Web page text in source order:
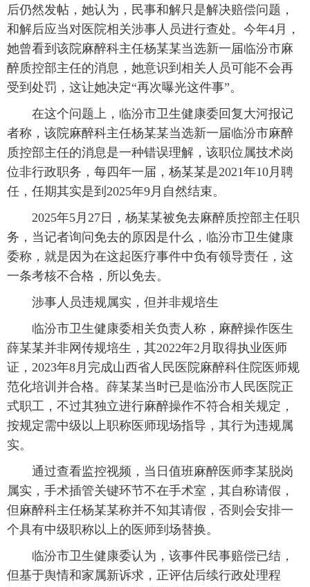
后仍然发帖，她认为，民事和解只是解决赔偿问题，
和解后应当对医院相关涉事人员进行查处。今年4月，
她曾看到该院麻醉科主任杨某某当选新一届临汾市麻
醉质控部主任的消息，她意识到相关人员可能不会再
受到处罚，这让她决定“再次曝光这件事”。
在这个问题上，临汾市卫生健康委回复大河报记
者称，该院麻醉科主任杨某某当选新一届临汾市麻醉
质控部主任的消息是一种错误理解，该职位属技术岗
位非行政职务，每四年一届，杨某某是2021年10月聘
任，任期其实是到2025年9月自然结束。
2025年5月27日，杨某某被免去麻醉质控部主任职
务，当记者询问免去的原因是什么，临汾市卫生健康
委称，就是因为在这起医疗事件中负有领导责任，这
一条考核不合格，所以免去。
涉事人员违规属实，但并非规培生
临汾市卫生健康委相关负责人称，麻醉操作医生
薛某某并非网传规培生，其2022年2月取得执业医师
证，2023年8月完成山西省人民医院麻醉科住院医师规
范化培训并合格。薛某某当时已是临汾市人民医院正
式职工，不过其独立进行麻醉操作不符合相关规定，
按规定需中级以上职称医师现场指导，其行为违规属
实。
通过查看监控视频，当日值班麻醉医师李某脱岗
属实，手术插管关键环节不在手术室，其自称请假，
但麻醉科主任杨某某称并不知其请假，否则会安排一
个具有中级职称以上的医师到场替换。
临汾市卫生健康委认为，该事件民事赔偿已结，
但基于舆情和家属新诉求，正评估后续行政处理程